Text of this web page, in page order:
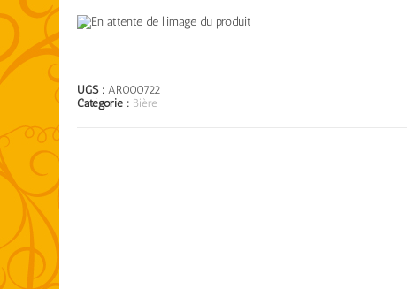
UGS : AR000722
Catégorie : Bière